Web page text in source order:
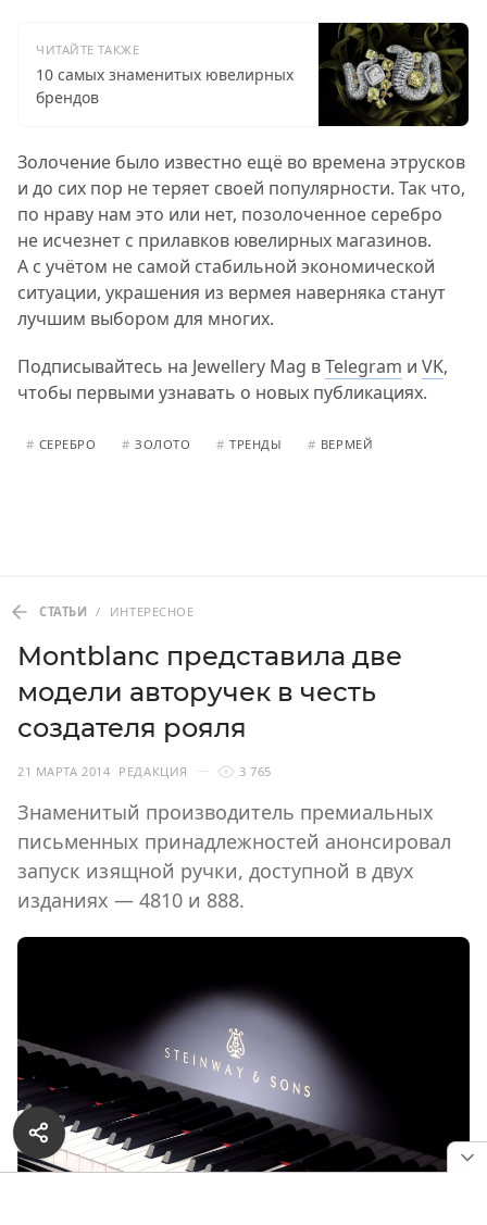
ЧИТАЙТЕ ТАКЖЕ
10 самых знаменитых ювелирных
брендов
Золочение было известно ещё во времена этрусков
и до сих пор не теряет своей популярности. Так что,
по нраву нам это или нет, позолоченное серебро
не исчезнет с прилавков ювелирных магазинов.
А с учётом не самой стабильной экономической
ситуации, украшения из вермея наверняка станут
лучшим выбором для многих.
Подписывайтесь на Jewellery Mag вTelegram и VK,
чтобы первыми узнавать о новых публикациях.
# СЕРЕБРО # ЗОЛОТО # ТРЕНДЫ # ВЕРМЕЙ
СТАТЬИ / ИНТЕРЕСНОЕ
Montblanc представила две
модели авторучек в честь
создателя рояля
21 МАРТА 2014 РЕДАКЦИЯ 3 765
Знаменитый производитель премиальных
письменных принадлежностей анонсировал
запуск изящной ручки, доступной в двух
изданиях — 4810 и 888.